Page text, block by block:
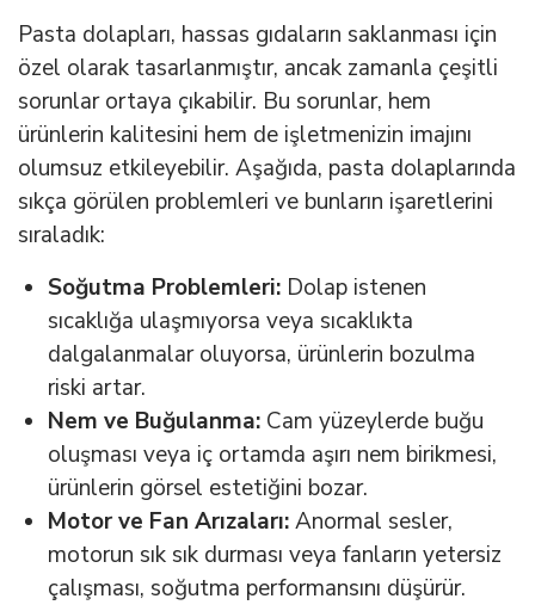
Pasta dolapları, hassas gıdaların saklanması için
özel olarak tasarlanmıştır, ancak zamanla çeşitli
sorunlar ortaya çıkabilir. Bu sorunlar, hem
ürünlerin kalitesini hem de işletmenizin imajını
olumsuz etkileyebilir. Aşağıda, pasta dolaplarında
sıkça görülen problemleri ve bunların işaretlerini
sıraladık:
Soğutma Problemleri: Dolap istenen
sıcaklığa ulaşmıyorsa veya sıcaklıkta
dalgalanmalar oluyorsa, ürünlerin bozulma
riski artar.
Nem ve Buğulanma: Cam yüzeylerde buğu
oluşması veya iç ortamda aşırı nem birikmesi,
ürünlerin görsel estetiğini bozar.
Motor ve Fan Arızaları:Anormal sesler,
motorun sık sık durması veya fanların yetersiz
çalışması, soğutma performansını düşürür.